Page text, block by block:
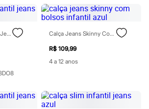
Calça Skinny Infantil Jeans Azul Calça Jeans Skinny Com Bolsos Infantil Azul
R$ 109,99
4 a 12 anos